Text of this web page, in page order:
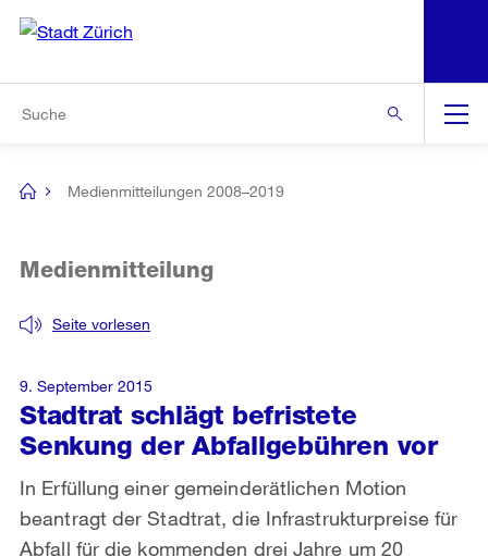
Navigation
[no
Medienmitteilungen 2008–2019
Stadtrat schlägt befristete
Senkung der Abfallgebühren vor
Seite vorlesen
Medienmitteilung
In Erfüllung einer gemeinderätlichen Motion
beantragt der Stadtrat, die Infrastrukturpreise für
Abfall für die kommenden drei Jahre um 20
9. September 2015